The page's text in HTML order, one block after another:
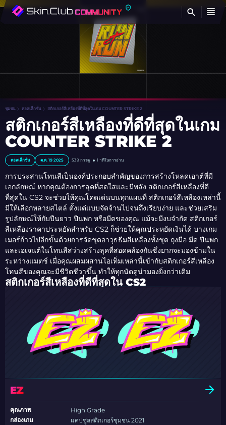
ชุมชน คอลเล็กชั่น สติกเกอร์สีเหลืองที่ดีที่สุดในเกม COUNTER STRIKE 2
สติกเกอร์สีเหลืองที่ดีที่สุดในเกม
COUNTER STRIKE 2
คอลเล็กชั่น ต.ค. 19 2025 539 การดู 1 าทีในการอ่าน
การประสานโทนสีเป็นองค์ประกอบสำคัญของการสร้างโหลดเอาต์ที่มี
เอกลักษณ์ หากคุณต้องการลุคที่สดใสและมีพลัง สติกเกอร์สีเหลืองที่ดี
ที่สุดใน CS2 จะช่วยให้คุณโดดเด่นบนทุกแผนที่ สติกเกอร์สีเหลืองเหล่านี้
มีให้เลือกหลายสไตล์ ตั้งแต่แบบจัดจ้านไปจนถึงเรียบง่าย และช่วยเสริม
รูปลักษณ์ให้กับปืนยาว ปืนพก หรือมีดของคุณ แม้จะมีงบจำกัด สติกเกอร์
สีเหลืองราคาประหยัดสำหรับ CS2 ก็ช่วยให้คุณประหยัดเงินได้ บางเกม
เมอร์ก้าวไปอีกขั้นด้วยการจัดชุดอาวุธธีมสีเหลืองทั้งชุด ถุงมือ มีด ปืนพก
และเอเจนต์ในโทนสีสว่างสร้างลุคที่สอดคล้องกันซึ่งยากจะมองข้ามใน
ระหว่างแมตช์ เมื่อคุณผสมผสานไอเท็มเหล่านี้เข้ากับสติกเกอร์สีเหลือง
โทนสีของคุณจะมีชีวิตชีวาขึ้น ทำให้ทุกนัดดูน่ามองยิ่งกว่าเดิม
สติกเกอร์สีเหลืองที่ดีที่สุดใน CS2
EZ
คุณภาพ
High Grade
กล่องเกม
แคปซูลสติกเกอร์ชุมชน 2021